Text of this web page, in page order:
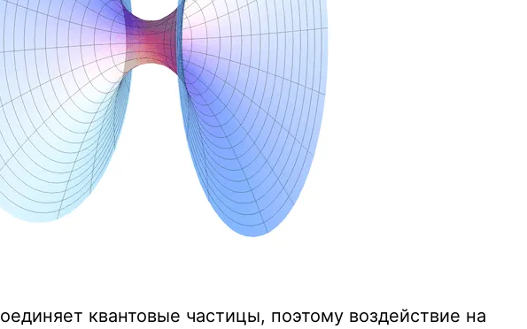
квантовые частицы, поэтому воздействие на